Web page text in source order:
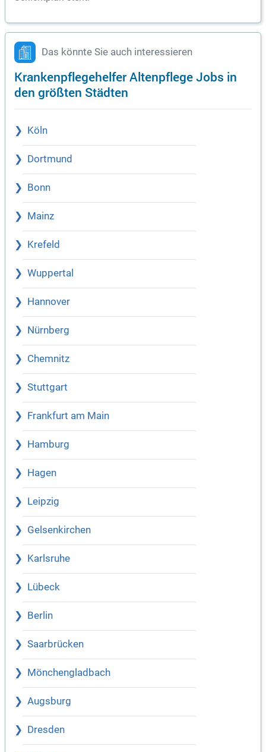
Das könnte Sie auch interessieren
Krankenpflegehelfer Altenpflege Jobs in
den größten Städten
Köln
Dortmund
Bonn
Mainz
Krefeld
Wuppertal
Hannover
Nürnberg
Chemnitz
Stuttgart
Frankfurt am Main
Hamburg
Hagen
Leipzig
Gelsenkirchen
Karlsruhe
Lübeck
Berlin
Saarbrücken
Mönchengladbach
Augsburg
Dresden